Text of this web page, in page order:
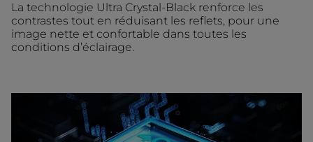
La technologie Ultra Crystal-Black renforce les
contrastes tout en réduisant les reflets, pour une
image nette et confortable dans toutes les
conditions d’éclairage.